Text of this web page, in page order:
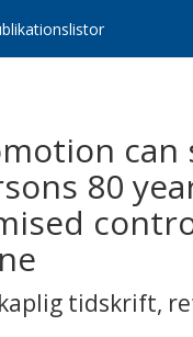
80
tidskrift,